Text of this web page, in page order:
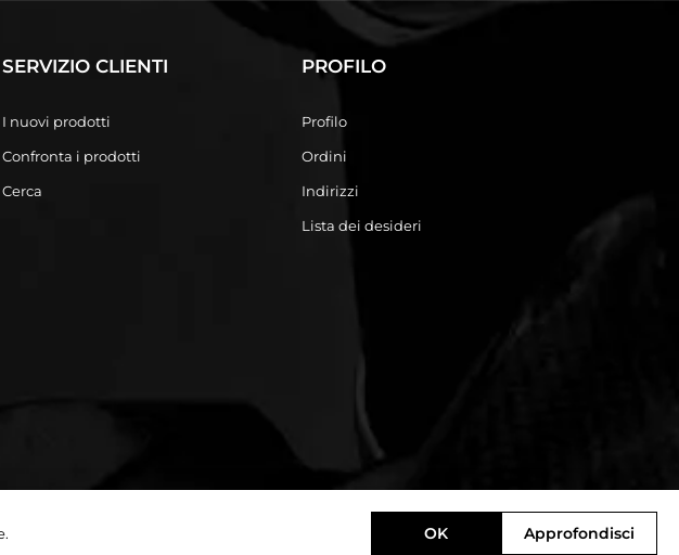
SERVIZIO CLIENTI
I nuovi prodotti
Confronta i prodotti
Cerca
PROFILO
Profilo
Ordini
Indirizzi
Lista dei desideri
OK Approfondisci